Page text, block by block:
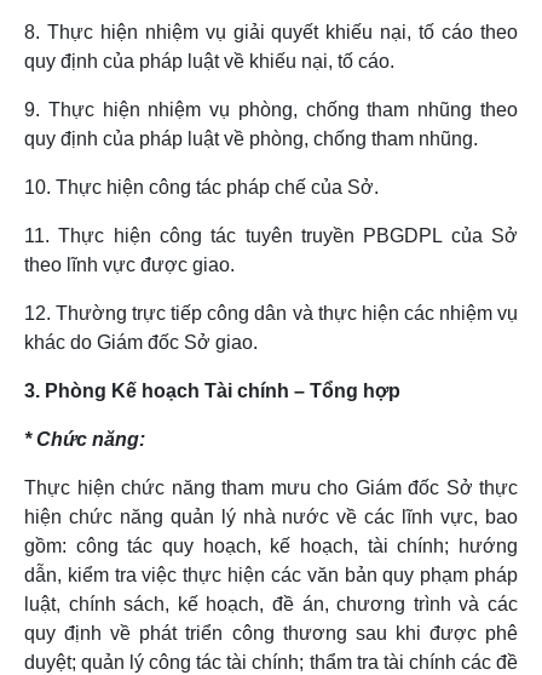
8. Thực hiện nhiệm vụ giải quyết khiếu nại, tố cáo theo
quy định của pháp luật về khiếu nại, tố cáo.
9. Thực hiện nhiệm vụ phòng, chống tham nhũng theo
quy định của pháp luật về phòng, chống tham nhũng.
10. Thực hiện công tác pháp chế của Sở.
11. Thực hiện công tác tuyên truyền PBGDPL của Sở
theo lĩnh vực được giao.
12. Thường trực tiếp công dân và thực hiện các nhiệm vụ
khác do Giám đốc Sở giao.
3. Phòng Kế hoạch Tài chính – Tổng hợp
* Chức năng:
Thực hiện chức năng tham mưu cho Giám đốc Sở thực
hiện chức năng quản lý nhà nước về các lĩnh vực, bao
gồm: công tác quy hoạch, kế hoạch, tài chính; hướng
dẫn, kiểm tra việc thực hiện các văn bản quy phạm pháp
luật, chính sách, kế hoạch, đề án, chương trình và các
quy định về phát triển công thương sau khi được phê
duyệt; quản lý công tác tài chính; thẩm tra tài chính các đề